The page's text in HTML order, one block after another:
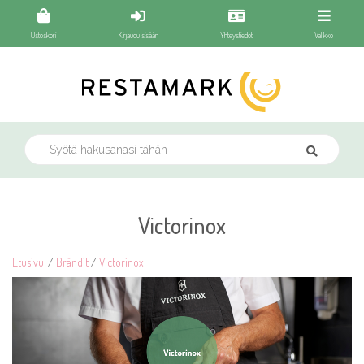
Victorinox
Etusivu / Brändit /Victorinox
Ostoskori Kirjaudu sisään Yhteystiedot Valikko